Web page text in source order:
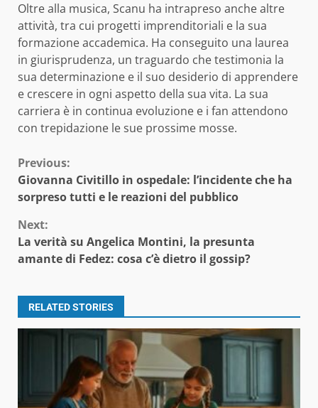
Oltre alla musica, Scanu ha intrapreso anche altre
attività, tra cui progetti imprenditoriali e la sua
formazione accademica. Ha conseguito una laurea
in giurisprudenza, un traguardo che testimonia la
sua determinazione e il suo desiderio di apprendere
e crescere in ogni aspetto della sua vita. La sua
carriera è in continua evoluzione e i fan attendono
con trepidazione le sue prossime mosse.
Continue
Reading
Previous:
Giovanna Civitillo in ospedale: l’incidente che ha
sorpreso tutti e le reazioni del pubblico
Next:
La verità su Angelica Montini, la presunta
amante di Fedez: cosa c’è dietro il gossip?
RELATED STORIES